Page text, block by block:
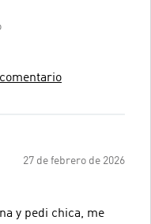
27 de febrero de 2026
y pedi chica, me